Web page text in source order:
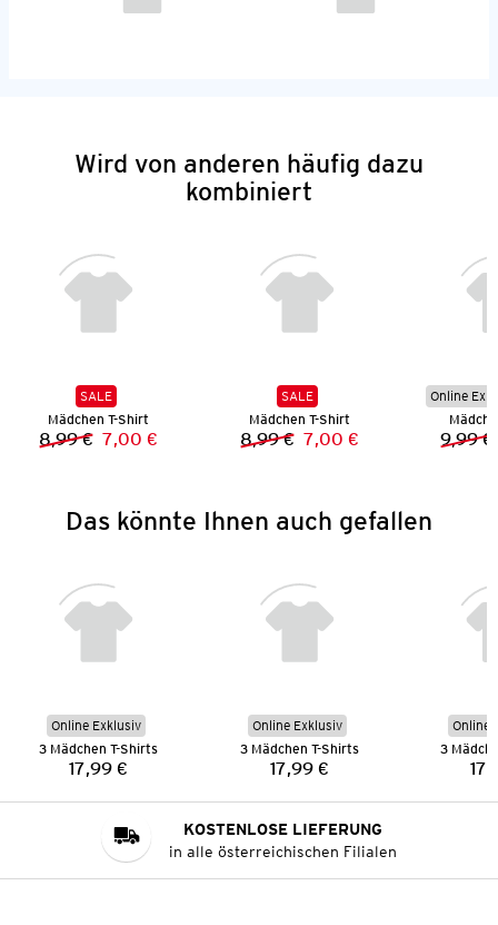
Wird von anderen häufig dazu
kombiniert
SALE
Mädchen T-Shirt
Vorheriger Preis:
8,99 € Neuer Preis:
7,00 €
SALE
Mädchen T-Shirt
Vorheriger Preis:
8,99 € Neuer Preis:
7,00 €
Online
9,99 €
Das könnte Ihnen auch gefallen
Online Exklusiv
3 Mädchen T-Shirts
Preis:
17,99 €
Online Exklusiv
3 Mädchen T-Shirts
Preis:
17,99 €
Online
3
KOSTENLOSE LIEFERUNG
in alle österreichischen Filialen